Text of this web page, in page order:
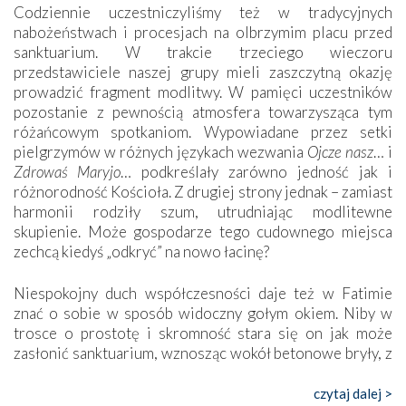
Codziennie uczestniczyliśmy też w tradycyjnych
nabożeństwach i procesjach na olbrzymim placu przed
sanktuarium. W trakcie trzeciego wieczoru
przedstawiciele naszej grupy mieli zaszczytną okazję
prowadzić fragment modlitwy. W pamięci uczestników
pozostanie z pewnością atmosfera towarzysząca tym
różańcowym spotkaniom. Wypowiadane przez setki
pielgrzymów w różnych językach wezwania Ojcze nasz… i
Zdrowaś Maryjo… podkreślały zarówno jedność jak i
różnorodność Kościoła. Z drugiej strony jednak – zamiast
harmonii rodziły szum, utrudniając modlitewne
skupienie. Może gospodarze tego cudownego miejsca
zechcą kiedyś „odkryć” na nowo łacinę?
Niespokojny duch współczesności daje też w Fatimie
znać o sobie w sposób widoczny gołym okiem. Niby w
trosce o prostotę i skromność stara się on jak może
zasłonić sanktuarium, wznosząc wokół betonowe bryły, z
katolickiego kultu. Tylko co wspólnego z żywą,
czytaj dalej >